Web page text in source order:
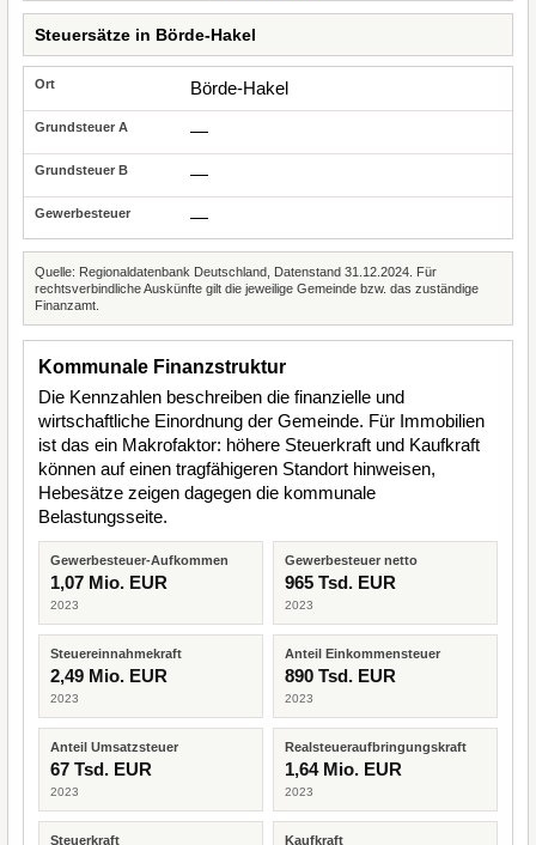
Steuersätze in Börde-Hakel
Börde-Hakel
—
—
—
Quelle: Regionaldatenbank Deutschland, Datenstand 31.12.2024. Für
rechtsverbindliche Auskünfte gilt die jeweilige Gemeinde bzw. das zuständige
Finanzamt.
Kommunale Finanzstruktur
Die Kennzahlen beschreiben die finanzielle und
wirtschaftliche Einordnung der Gemeinde. Für Immobilien
ist das ein Makrofaktor: höhere Steuerkraft und Kaufkraft
können auf einen tragfähigeren Standort hinweisen,
Hebesätze zeigen dagegen die kommunale
Belastungsseite.
Gewerbesteuer-Aufkommen
1,07 Mio. EUR
2023
Gewerbesteuer netto
965 Tsd. EUR
2023
Steuereinnahmekraft
2,49 Mio. EUR
2023
Anteil Einkommensteuer
890 Tsd. EUR
2023
Anteil Umsatzsteuer
67 Tsd. EUR
2023
Realsteueraufbringungskraft
1,64 Mio. EUR
2023
Steuerkraft Kaufkraft